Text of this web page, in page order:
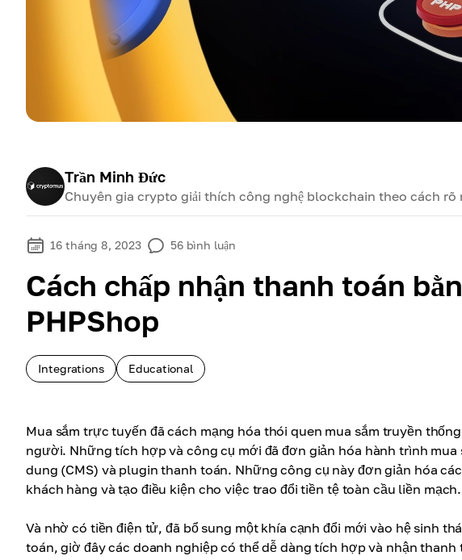
Trần Minh Đức
Chuyên gia crypto giải thích công nghệ blockchain theo cách rõ
16 tháng 8, 2023 56 bình luận
Cách chấp nhận thanh toán
PHPShop
Integrations Educational
Mua sắm trực tuyến đã cách mạng hóa thói quen mua sắm truyền
người. Những tích hợp và công cụ mới đã đơn giản hóa hành trình
dung (CMS) và plugin thanh toán. Những công cụ này đơn giản hóa
khách hàng và tạo điều kiện cho việc trao đổi tiền tệ toàn cầu liền mạch.
Và nhờ có tiền điện tử, đã bổ sung một khía cạnh đổi mới vào hệ sinh
toán, giờ đây các doanh nghiệp có thể dễ dàng tích hợp và nhận